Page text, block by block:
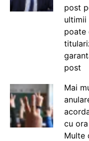
post
ultimii
poate
post
Mai
cu
Multe